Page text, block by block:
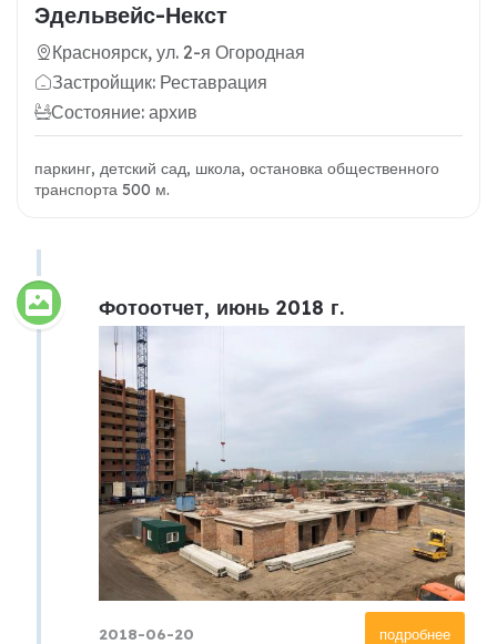
Эдельвейс-Некст
Красноярск, ул. 2-я Огородная
Застройщик: Реставрация
Состояние: архив
паркинг, детский сад, школа, остановка общественного
транспорта 500 м.
Фотоотчет, июнь 2018 г.
подробнее
2018-06-20